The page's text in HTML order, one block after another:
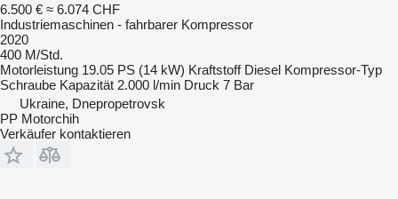
6.500 € ≈ 6.074 CHF
Industriemaschinen - fahrbarer Kompressor
2020
400 M/Std.
Motorleistung 19.05 PS (14 kW) Kraftstoff Diesel Kompressor-Typ
Schraube Kapazität 2.000 l/min Druck 7 Bar
Ukraine, Dnepropetrovsk
PP Motorchih
Verkäufer kontaktieren